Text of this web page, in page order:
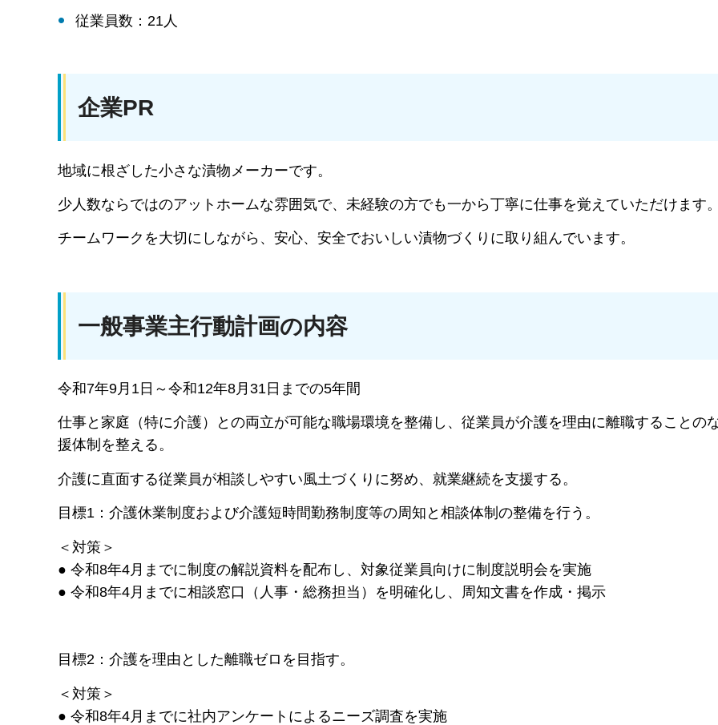
従業員数：21人
企業PR
地域に根ざした小さな漬物メーカーです。
少人数ならではのアットホームな雰囲気で、未経験の方でも一から丁寧に仕事を覚えていただけます。
チームワークを大切にしながら、安心、安全でおいしい漬物づくりに取り組んでいます。
一般事業主行動計画の内容
令和7年9月1日～令和12年8月31日までの5年間
仕事と家庭（特に介護）との両立が可能な職場環境を整備し、従業員が介護を理由に離職することの
援体制を整える。
介護に直面する従業員が相談しやすい風土づくりに努め、就業継続を支援する。
目標1：介護休業制度および介護短時間勤務制度等の周知と相談体制の整備を行う。
＜対策＞
● 令和8年4月までに制度の解説資料を配布し、対象従業員向けに制度説明会を実施
● 令和8年4月までに相談窓口（人事・総務担当）を明確化し、周知文書を作成・掲示
目標2：介護を理由とした離職ゼロを目指す。
＜対策＞
● 令和8年4月までに社内アンケートによるニーズ調査を実施